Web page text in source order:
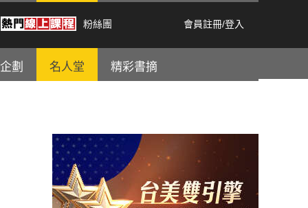
粉絲團 會員註冊/登入
劃 名人堂 精彩書摘